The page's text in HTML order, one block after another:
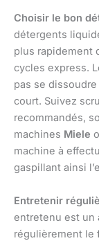
Choisir le bon
détergents
plus rapidement
cycles express.
pas se
court. Suivez
recommandés,
machines Miele
machine à
gaspillant ainsi
Entretenir
entretenu est un
régulièrement le